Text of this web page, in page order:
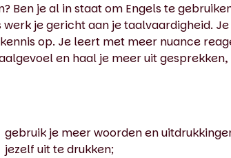
Ben je al in staat om Engels te
je gericht aan je taalvaardigheid.
op. Je leert met meer nuance
en haal je meer uit gesprekken,
gebruik je meer woorden en
jezelf uit te drukken;